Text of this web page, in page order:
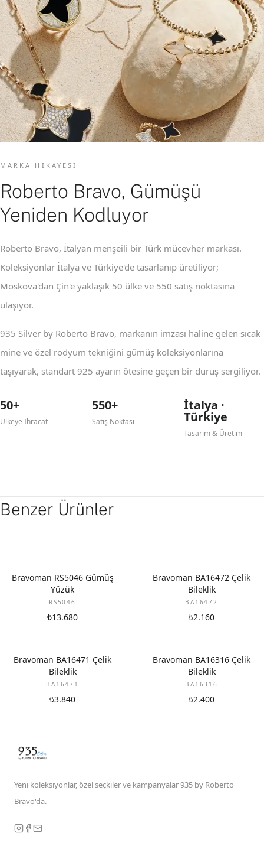
MARKA HIKAYESI
Roberto Bravo, Gümüşü
Yeniden Kodluyor
Roberto Bravo, İtalyan menşeili bir Türk mücevher markası.
Koleksiyonlar İtalya ve Türkiye'de tasarlanıp üretiliyor;
Moskova'dan Çin'e yaklaşık 50 ülke ve 550 satış noktasına
ulaşıyor.
935 Silver by Roberto Bravo, markanın imzası haline gelen sıcak
mine ve özel rodyum tekniğini gümüş koleksiyonlarına
taşıyarak, standart 925 ayarın ötesine geçen bir duruş sergiliyor.
50+
Ülkeye İhracat
550+
Satış Noktası
İtalya ·
Türkiye
Tasarım & Üretim
Benzer Ürünler
Bravoman RS5046 Gümüş
Yüzük
RS5046
₺13.680
Bravoman BA16472 Çelik
Bileklik
BA16472
₺2.160
Bravoman BA16471 Çelik
Bileklik
BA16471
₺3.840
Bravoman BA16316 Çelik
Bileklik
BA16316
₺2.400
Yeni koleksiyonlar, özel seçkiler ve kampanyalar 935 by Roberto
Bravo'da.